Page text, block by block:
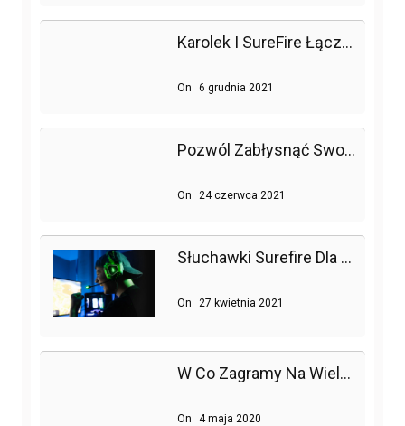
Karolek I SureFire Łączą Siły!
On 6 grudnia 2021
Pozwól Zabłysnąć Swojemu Pokojowi Gier Dzięki Trzem Myszom Surefire
On 24 czerwca 2021
Słuchawki Surefire Dla Prawdziwych Graczy
On 27 kwietnia 2021
W Co Zagramy Na Wielu Platformach?
On 4 maja 2020